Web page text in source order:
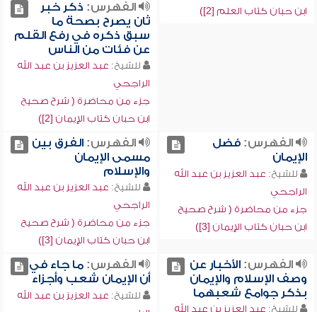
ابن حبان كتاب العلم [2])
الفهرس: ذكر خبر
ثان يصرح بصحة ما
سبق ذكره في رفع القلم
عن فئات من الناس
للشيخ: عبد العزيز بن عبد الله
الراجحي
جزء من محاضرة ( شرح صحيح
ابن حبان كتاب الإيمان [2])
الفهرس:فضل
الإيمان
للشيخ: عبد العزيز بن عبد الله
الراجحي
جزء من محاضرة ( شرح صحيح
ابن حبان كتاب الإيمان [3])
الفهرس:الفرق بين
مسمى الإيمان
والإسلام
للشيخ: عبد العزيز بن عبد الله
الراجحي
جزء من محاضرة ( شرح صحيح
ابن حبان كتاب الإيمان [3])
الفهرس:الأخبار عن
وصف الإسلام والإيمان
بذكر جوامع شعبهما
للشيخ: عبد العزيز بن عبد الله
الفهرس:ما جاء في
أن الإيمان شعب وأجزاء
للشيخ: عبد العزيز بن عبد الله